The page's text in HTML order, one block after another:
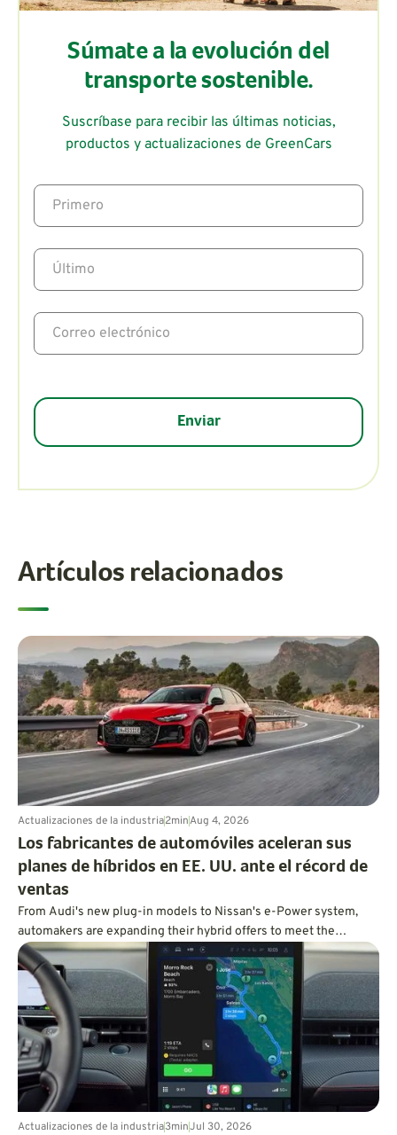
Súmate a la evolución del
transporte sostenible.
Suscríbase para recibir las últimas noticias,
productos y actualizaciones de GreenCars
Artículos relacionados
Actualizaciones de la industria2minAug 4, 2026
Los fabricantes de automóviles aceleran sus
planes de híbridos en EE. UU. ante el récord de
ventas
From Audi's new plug-in models to Nissan's e-Power system,
automakers are expanding their hybrid offers to meet the
demand for efficient vehicles.
Actualizaciones de la industria3minJul 30, 2026